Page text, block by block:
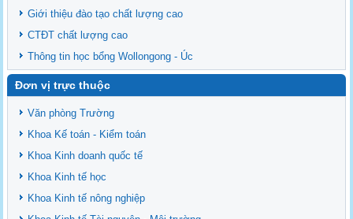
Giới thiệu đào tạo chất lượng cao
CTĐT chất lượng cao
Thông tin học bổng Wollongong - Úc
Đơn vị trực thuộc
Văn phòng Trường
Khoa Kế toán - Kiểm toán
Khoa Kinh doanh quốc tế
Khoa Kinh tế học
Khoa Kinh tế nông nghiệp